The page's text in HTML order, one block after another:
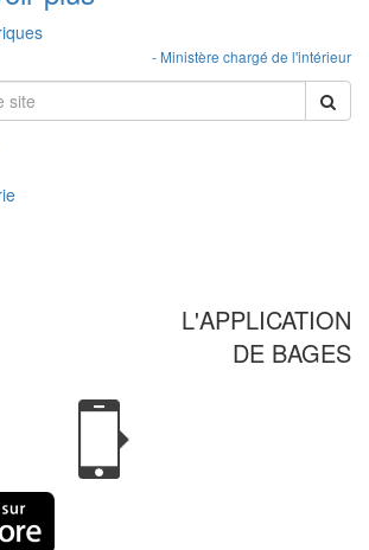
- Ministère chargé de l'intérieur
L'APPLICATION
DE BAGES